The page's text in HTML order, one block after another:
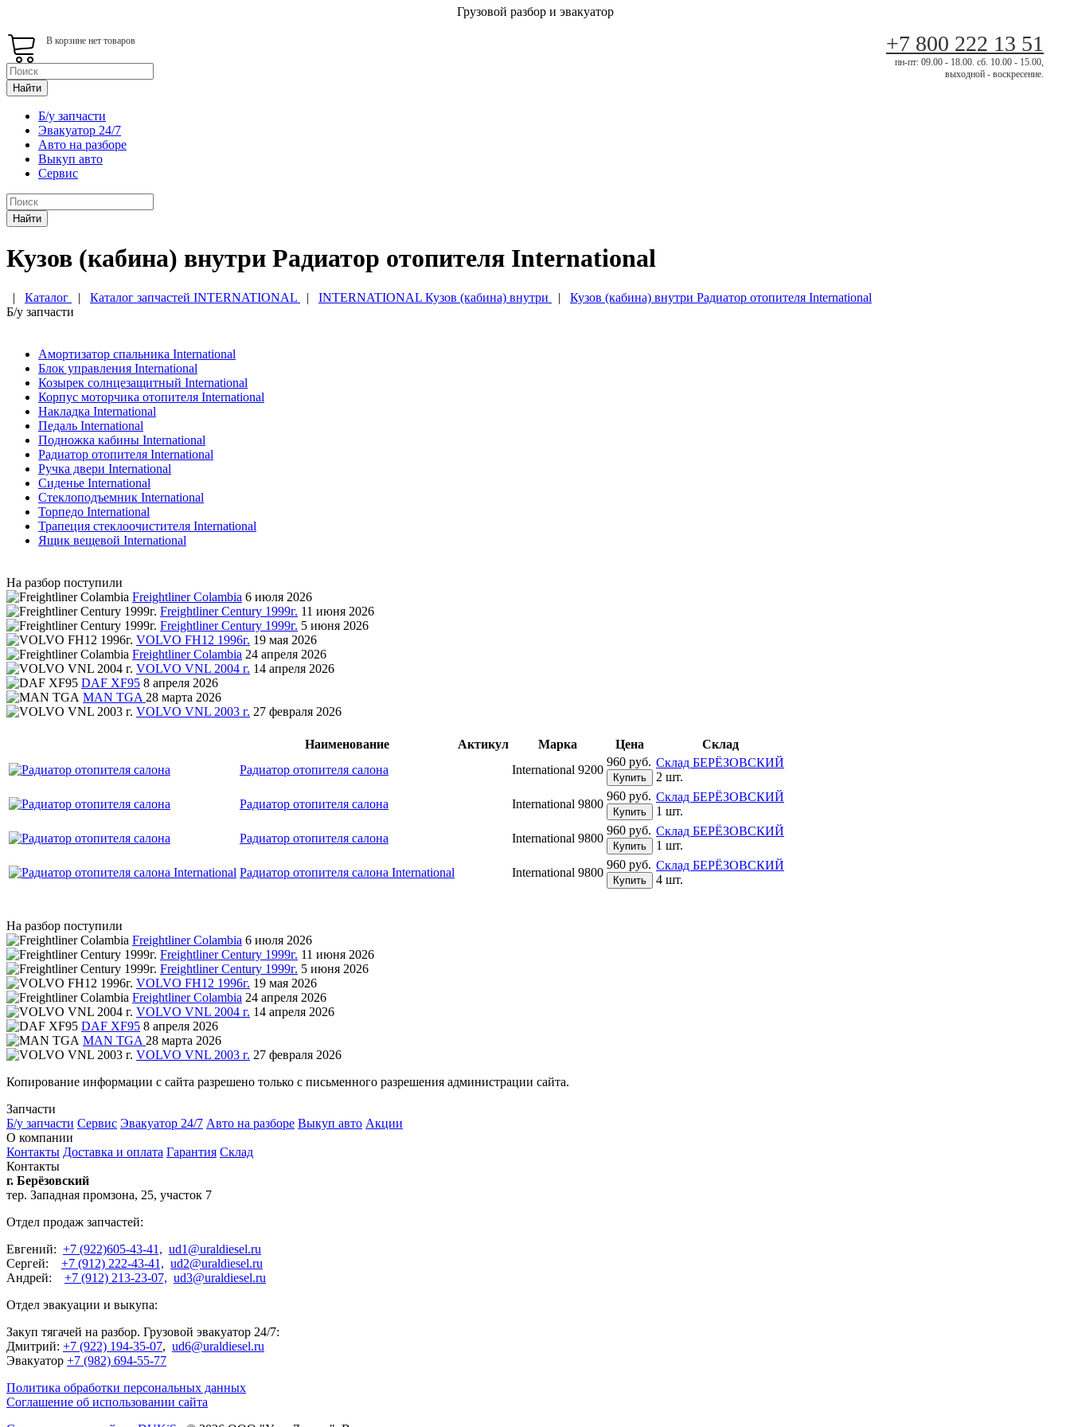
Грузовой разбор и эвакуатор
+7 800 222 13 51
пн-пт: 09.00 - 18.00. сб. 10.00 - 15.00,
выходной - воскресение.
В корзине нет товаров
Найти
Б/у запчасти
Эвакуатор 24/7
Авто на разборе
Выкуп авто
Сервис
Найти
Кузов (кабина) внутри Радиатор отопителя International
| Каталог | Каталог запчастей INTERNATIONAL | INTERNATIONAL Кузов (кабина) внутри | Кузов (кабина) внутри Радиатор отопителя International
Б/у запчасти
Амортизатор спальника International
Блок управления International
Козырек солнцезащитный International
Корпус моторчика отопителя International
Накладка International
Педаль International
Подножка кабины International
Радиатор отопителя International
Ручка двери International
Сиденье International
Стеклоподъемник International
Торпедо International
Трапеция стеклоочистителя International
Ящик вещевой International
На разбор поступили
Freightliner Colambia 6 июля 2026
Freightliner Century 1999г. 11 июня 2026
Freightliner Century 1999г. 5 июня 2026
VOLVO FH12 1996г. 19 мая 2026
Freightliner Colambia 24 апреля 2026
VOLVO VNL 2004 г. 14 апреля 2026
DAF XF95 8 апреля 2026
MAN TGA 28 марта 2026
VOLVO VNL 2003 г. 27 февраля 2026
Наименование Актикул Марка Цена
Склад
Радиатор отопителя салона
International 9200
960 руб.
Купить
Склад БЕРЁЗОВСКИЙ
2 шт.
Радиатор отопителя салона
International 9800
960 руб.
Купить
Склад БЕРЁЗОВСКИЙ
1 шт.
Радиатор отопителя салона
International 9800
960 руб.
Купить
Склад БЕРЁЗОВСКИЙ
1 шт.
Радиатор отопителя салона International
International 9800
960 руб.
Купить
Склад БЕРЁЗОВСКИЙ
4 шт.
На разбор поступили
Freightliner Colambia 6 июля 2026
Freightliner Century 1999г. 11 июня 2026
Freightliner Century 1999г. 5 июня 2026
VOLVO FH12 1996г. 19 мая 2026
Freightliner Colambia 24 апреля 2026
VOLVO VNL 2004 г. 14 апреля 2026
DAF XF95 8 апреля 2026
MAN TGA 28 марта 2026
VOLVO VNL 2003 г. 27 февраля 2026
Копирование информации с сайта разрешено только с письменного разрешения администрации сайта.
Запчасти
Б/у запчасти Сервис Эвакуатор 24/7 Авто на разборе Выкуп авто Акции
О компании
Контакты Доставка и оплата Гарантия Склад
Контакты
г. Берёзовский
тер. Западная промзона, 25, участок 7
Отдел продаж запчастей:
Евгений: +7 (922)605-43-41, ud1@uraldiesel.ru
Сергей: +7 (912) 222-43-41, ud2@uraldiesel.ru
Андрей: +7 (912) 213-23-07, ud3@uraldiesel.ru
Отдел эвакуации и выкупа:
Закуп тягачей на разбор. Грузовой эвакуатор 24/7:
Дмитрий: +7 (922) 194-35-07, ud6@uraldiesel.ru
Эвакуатор +7 (982) 694-55-77
Политика обработки персональных данных
Соглашение об использовании сайта